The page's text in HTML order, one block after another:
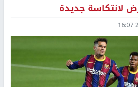
لانتكاسة جديدة